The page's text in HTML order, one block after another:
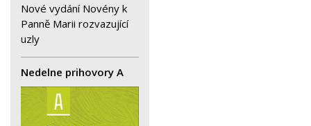
Nové vydání Novény k
Panně Marii rozvazující
uzly
Nedelne prihovory A